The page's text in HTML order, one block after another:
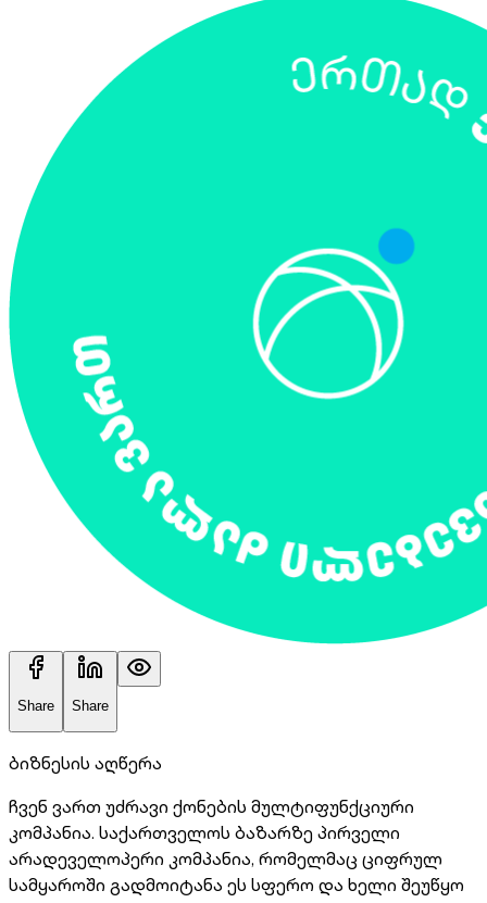
Share Share
ბიზნესის აღწერა
ჩვენ ვართ უძრავი ქონების მულტიფუნქციური
კომპანია. საქართველოს ბაზარზე პირველი
არადეველოპერი კომპანია, რომელმაც ციფრულ
სამყაროში გადმოიტანა ეს სფერო და ხელი შეუწყო